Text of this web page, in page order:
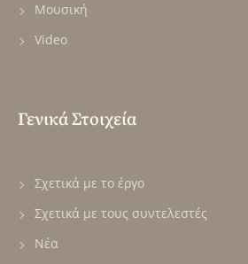
Μουσική
Video
Γενικά Στοιχεία
Σχετικά με το έργο
Σχετικά με τους συντελεστές
Νέα